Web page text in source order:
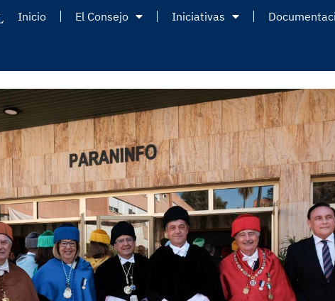
Inicio El Consejo Iniciativas